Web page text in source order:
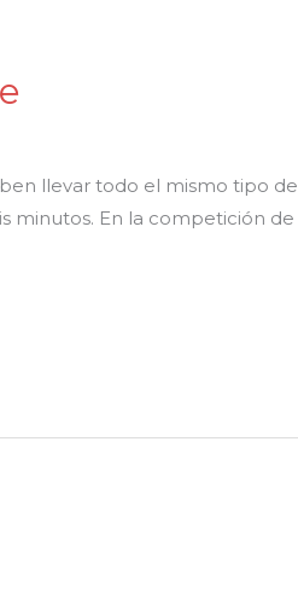
llevar todo el mismo tipo de
minutos. En la competición de